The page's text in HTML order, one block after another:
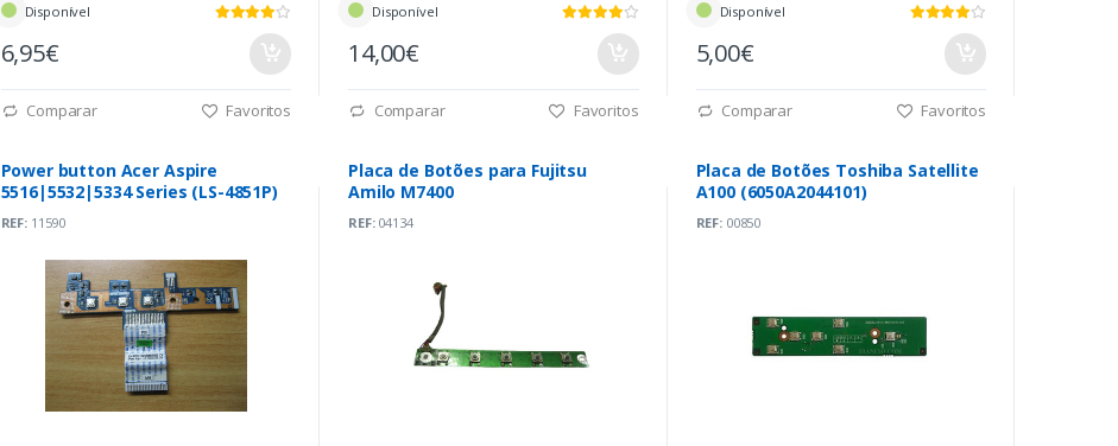
Disponível
6,95€
Comparar Favoritos
Disponível
14,00€
Comparar Favoritos
Disponível
5,00€
Comparar Favoritos
Power button Acer Aspire
5516|5532|5334 Series (LS-4851P)
REF:11590
Placa de Botões para Fujitsu
Amilo M7400
REF:04134
Placa de Botões Toshiba Satellite
A100 (6050A2044101)
REF:00850